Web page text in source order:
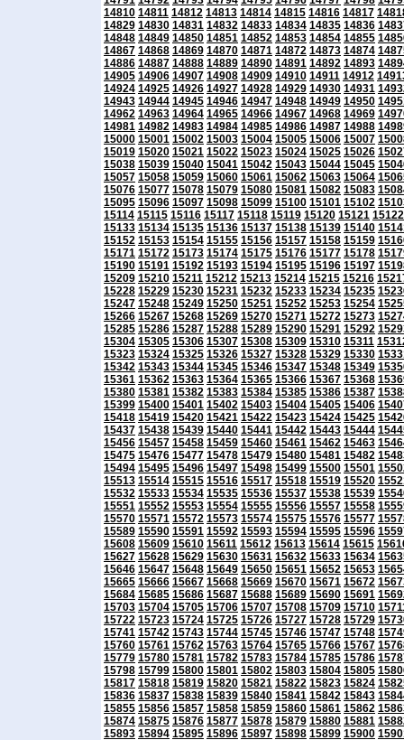
14810 14811 14812 14813 14814 14815 14816 14817
14829 14830 14831 14832 14833 14834 14835 14836
14848 14849 14850 14851 14852 14853 14854 14855
14867 14868 14869 14870 14871 14872 14873 14874
14886 14887 14888 14889 14890 14891 14892 14893
14905 14906 14907 14908 14909 14910 14911 14912
14924 14925 14926 14927 14928 14929 14930 14931
14943 14944 14945 14946 14947 14948 14949 14950
14962 14963 14964 14965 14966 14967 14968 14969
14981 14982 14983 14984 14985 14986 14987 14988
15000 15001 15002 15003 15004 15005 15006 15007
15019 15020 15021 15022 15023 15024 15025 15026
15038 15039 15040 15041 15042 15043 15044 15045
15057 15058 15059 15060 15061 15062 15063 15064
15076 15077 15078 15079 15080 15081 15082 15083
15095 15096 15097 15098 15099 15100 15101 15102
15114 15115 15116 15117 15118 15119 15120 15121 15122
15133 15134 15135 15136 15137 15138 15139 15140
15152 15153 15154 15155 15156 15157 15158 15159
15171 15172 15173 15174 15175 15176 15177 15178
15190 15191 15192 15193 15194 15195 15196 15197
15209 15210 15211 15212 15213 15214 15215 15216
15228 15229 15230 15231 15232 15233 15234 15235
15247 15248 15249 15250 15251 15252 15253 15254
15266 15267 15268 15269 15270 15271 15272 15273
15285 15286 15287 15288 15289 15290 15291 15292
15304 15305 15306 15307 15308 15309 15310 15311
15323 15324 15325 15326 15327 15328 15329 15330
15342 15343 15344 15345 15346 15347 15348 15349
15361 15362 15363 15364 15365 15366 15367 15368
15380 15381 15382 15383 15384 15385 15386 15387
15399 15400 15401 15402 15403 15404 15405 15406
15418 15419 15420 15421 15422 15423 15424 15425
15437 15438 15439 15440 15441 15442 15443 15444
15456 15457 15458 15459 15460 15461 15462 15463
15475 15476 15477 15478 15479 15480 15481 15482
15494 15495 15496 15497 15498 15499 15500 15501
15513 15514 15515 15516 15517 15518 15519 15520
15532 15533 15534 15535 15536 15537 15538 15539
15551 15552 15553 15554 15555 15556 15557 15558
15570 15571 15572 15573 15574 15575 15576 15577
15589 15590 15591 15592 15593 15594 15595 15596
15608 15609 15610 15611 15612 15613 15614 15615
15627 15628 15629 15630 15631 15632 15633 15634
15646 15647 15648 15649 15650 15651 15652 15653
15665 15666 15667 15668 15669 15670 15671 15672
15684 15685 15686 15687 15688 15689 15690 15691
15703 15704 15705 15706 15707 15708 15709 15710
15722 15723 15724 15725 15726 15727 15728 15729
15741 15742 15743 15744 15745 15746 15747 15748
15760 15761 15762 15763 15764 15765 15766 15767
15779 15780 15781 15782 15783 15784 15785 15786
15798 15799 15800 15801 15802 15803 15804 15805
15817 15818 15819 15820 15821 15822 15823 15824
15836 15837 15838 15839 15840 15841 15842 15843
15855 15856 15857 15858 15859 15860 15861 15862
15874 15875 15876 15877 15878 15879 15880 15881
15893 15894 15895 15896 15897 15898 15899 15900